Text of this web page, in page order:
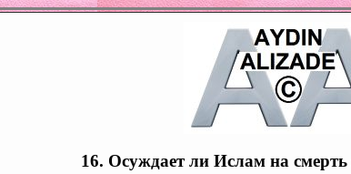
16. Осуждает ли Ислам на смерть